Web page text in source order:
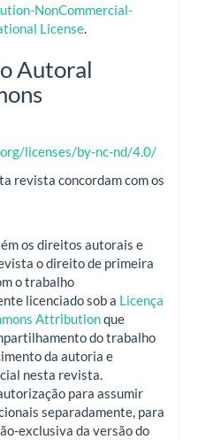
NonCommercial-
License.
Autoral
licenses/by-nc-nd/4.0/
revista concordam com os
os direitos autorais e
o direito de primeira
o trabalho
licenciado sob a Licença
Attributionque
do trabalho
da autoria e
nesta revista.
para assumir
separadamente, para
exclusiva da versão do